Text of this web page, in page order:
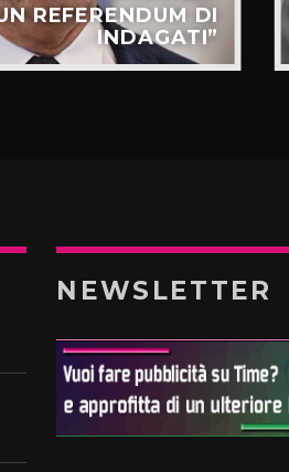
REFERENDUM DI
INDAGATI”
NEWSLETTER